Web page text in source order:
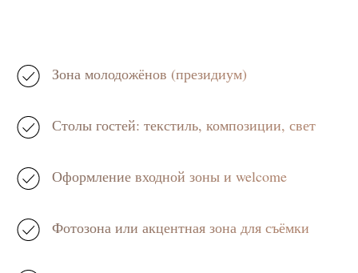
Зона молодожёнов (президиум)
Столы гостей: текстиль, композиции, свет
Оформление входной зоны и welcome
Фотозона или акцентная зона для съёмки